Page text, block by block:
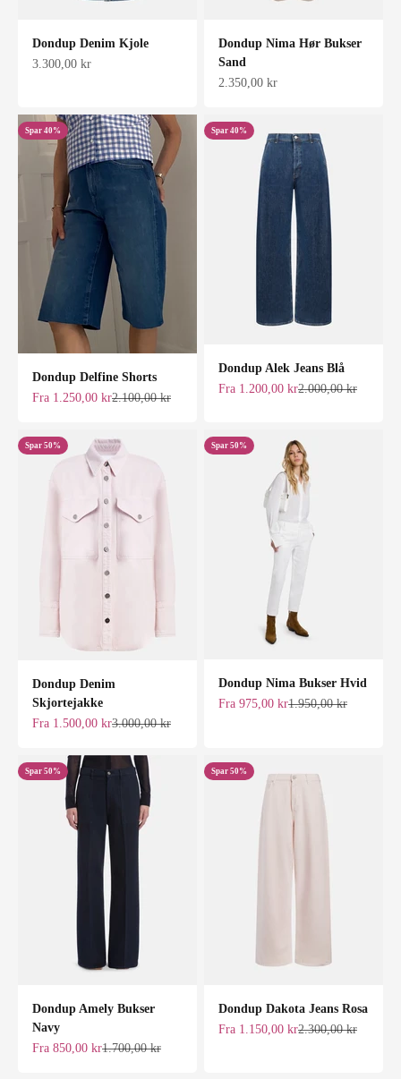
Dondup Denim Kjole
Salgspris
3.300,00 kr
Dondup Nima Hør Bukser
Sand
Salgspris
2.350,00 kr
Spar 40%
Dondup Delfine Shorts
Salgspris
Fra 1.250,00 krNormalpris
2.100,00 kr
Spar 40%
Dondup Alek Jeans Blå
Salgspris
Fra 1.200,00 krNormalpris
2.000,00 kr
Spar 50%
Dondup Denim
Skjortejakke
Salgspris
Fra 1.500,00 krNormalpris
3.000,00 kr
Spar 50%
Dondup Nima Bukser Hvid
Salgspris
Fra 975,00 krNormalpris
1.950,00 kr
Spar 50%
Dondup Amely Bukser
Navy
Salgspris
Fra 850,00 krNormalpris
1.700,00 kr
Spar 50%
Dondup Dakota Jeans Rosa
Salgspris
Fra 1.150,00 krNormalpris
2.300,00 kr